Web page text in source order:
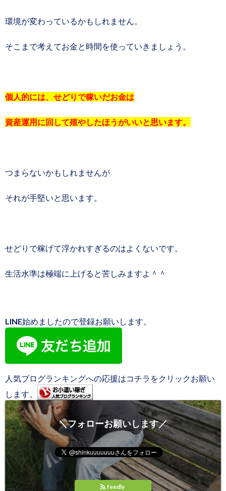
環境が変わっているかもしれません。
そこまで考えてお金と時間を使っていきましょう。
個人的には、せどりで稼いだお金は
資産運用に回して殖やしたほうがいいと思います。
つまらないかもしれませんが
それが手堅いと思います。
せどりで稼げて浮かれすぎるのはよくないです。
生活水準は極端に上げると苦しみますよ＾＾
LINE始めましたので登録お願いします。
人気ブログランキングへの応援はコチラをクリックお願い
します。
＼フォローお願いします／
feedly